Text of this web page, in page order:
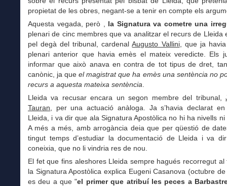
propietat de les obres, negant-se a tenir en compte els
Aquesta vegada, però , la Signatura va cometre una
plenari de cinc membres que va analitzar el recurs de Lleida
pel degà del tribunal, cardenalAugusto Vallini, que ja
plenari anterior que havia emès el mateix veredicte. Els
informar que això anava en contra de tot tipus de dret,
canònic, ja queel magistrat que ha emès una sentència no
recurs a aquesta mateixa sentència
Lleida va recusar encara un segon membre del tribunal,
Tauran , per una actuació anàloga. Ja s’havia declarat
Lleida, i va dir que ala Signatura Apostòlica no hi ha nivells ni
A més a més, amb arrogància deia que per qüestió de
tingut temps d’estudiar la documentació de Lleida i va
coneixia, que no li vindria res de nou.
El fet que fins aleshores Lleida sempre hagués recorregut al
la Signatura Apostòlica explica Eugeni Casanova (octubre
es deu a que "el primer que atribuí les peces a